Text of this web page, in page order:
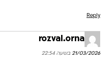
Reply
rozval.orna
21/03/2026 בשעה 22:54